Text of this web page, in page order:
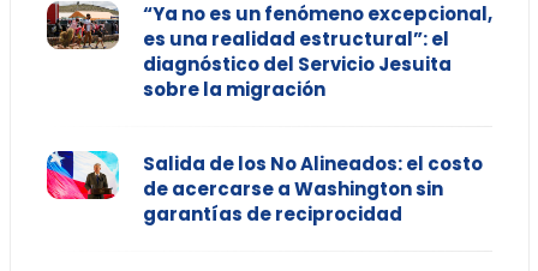
“Ya no es un fenómeno excepcional,
es una realidad estructural”: el
diagnóstico del Servicio Jesuita
sobre la migración
Salida de los No Alineados: el costo
de acercarse a Washington sin
garantías de reciprocidad